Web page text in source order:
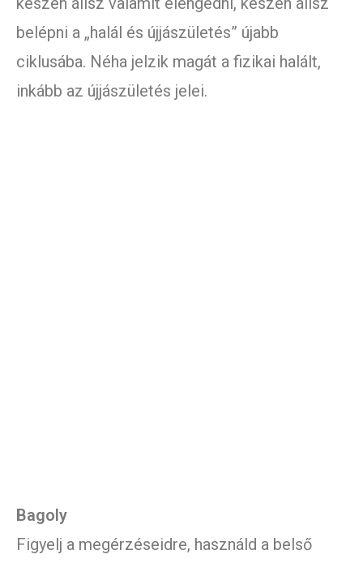
belépni a „halál és újjászületés” újabb
ciklusába. Néha jelzik magát a fizikai halált,
inkább az újjászületés jelei.
Bagoly
Figyelj a megérzéseidre, használd a belső